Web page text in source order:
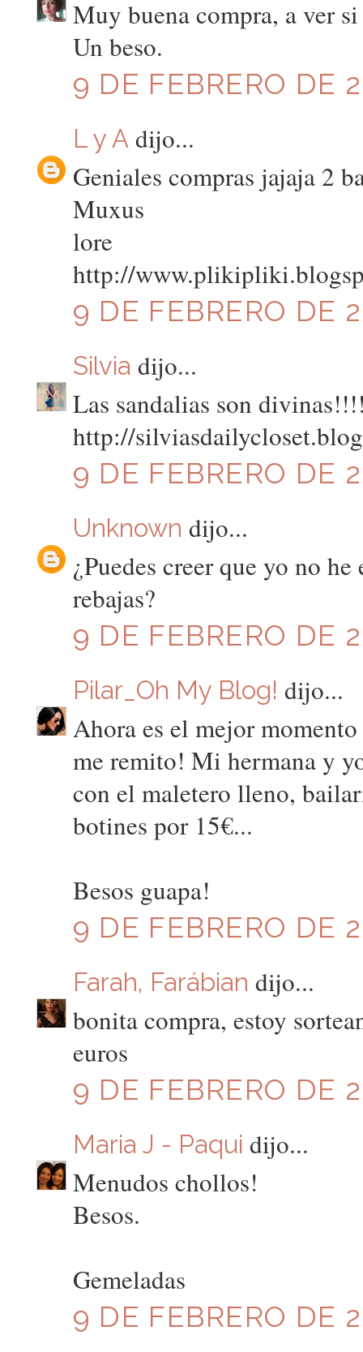
Muy buena compra, a ver
Un beso.
9 DE FEBRERO DE
L y Adijo...
Geniales compras jajaja 2
Muxus
lore
http://
9 DE FEBRERO DE
Silvia dijo...
Las sandalias son
http://
9 DE FEBRERO DE
Unknown dijo...
¿Puedes creer que yo no
rebajas?
9 DE FEBRERO DE
Pilar_Oh My Blog! dijo...
Ahora es el mejor
me remito! Mi hermana y
con el maletero lleno,
botines por 15€...
Besos guapa!
9 DE FEBRERO DE
Farah, Farábian dijo...
bonita compra, estoy
euros
9 DE FEBRERO DE
Maria J - Paqui dijo...
Menudos chollos!
Besos.
Gemeladas
9 DE FEBRERO DE